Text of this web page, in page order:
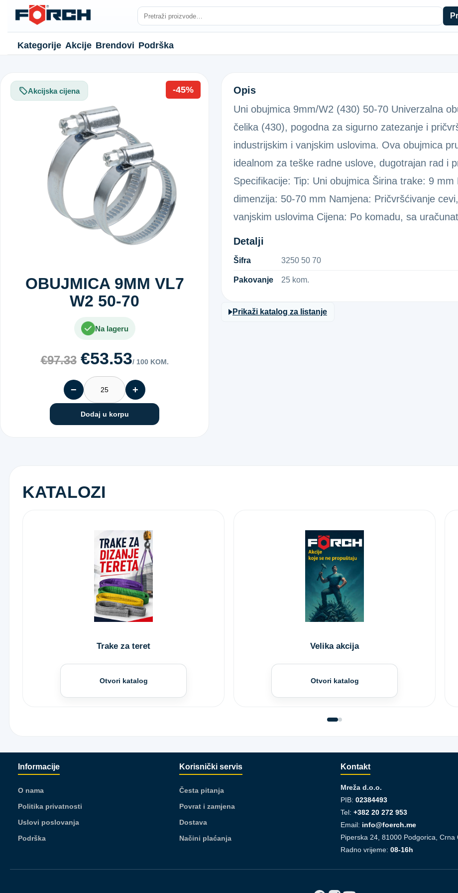
Kategorije Akcije Brendovi Podrška
Akcijska cijena -45%
OBUJMICA 9MM VL7
W2 50-70
Na lageru
€97.33 €53.53/ 100 KOM.
− +
Dodaj u korpu
OBUJMICA 9MM VL7 W2 50-70
Opis
Uni obujmica 9mm/W2 (430) 50-70 Univerzalna
čelika (430), pogodna za sigurno zatezanje i
industrijskim i vanjskim uslovima. Ova obujmica
idealnom za teške radne uslove, dugotrajan rad i
Specifikacije: Tip: Uni obujmica Širina trake: 9
dimenzija: 50-70 mm Namjena: Pričvršćivanje
vanjskim uslovima Cijena: Po komadu, sa
Detalji
Šifra 3​2​5​0​ ​5​0​ ​7​0​
Pakovanje 25 kom.
Prikaži katalog za listanje
KATALOZI
Trake za teret
Otvori katalog
Velika akcija
Otvori katalog
Informacije
O nama
Politika privatnosti
Uslovi poslovanja
Podrška
Korisnički servis
Česta pitanja
Povrat i zamjena
Dostava
Načini plaćanja
Kontakt
Mreža d.o.o.
PIB: 02384493
Tel: +382 20 272 953
Email: info@foerch.me
Piperska 24, 81000 Podgorica, Crna
Radno vrijeme: 08-16h